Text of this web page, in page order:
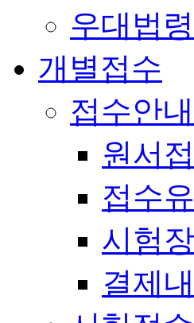
우대법령
개별접수
접수안내
원서
접수
시험
결제